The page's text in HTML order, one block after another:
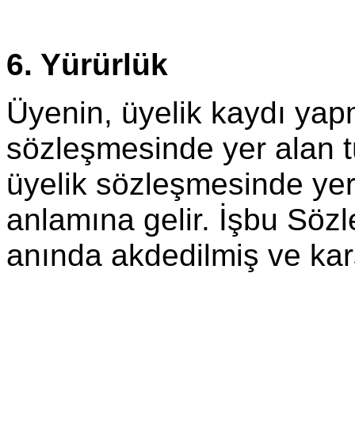
6. Yürürlük
Üyenin, üyelik kaydı
sözleşmesinde yer alan
üyelik sözleşmesinde
anlamına gelir. İşbu
anında akdedilmiş ve